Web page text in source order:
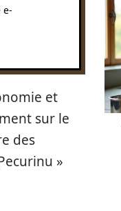
e-
et
sur le
des
»